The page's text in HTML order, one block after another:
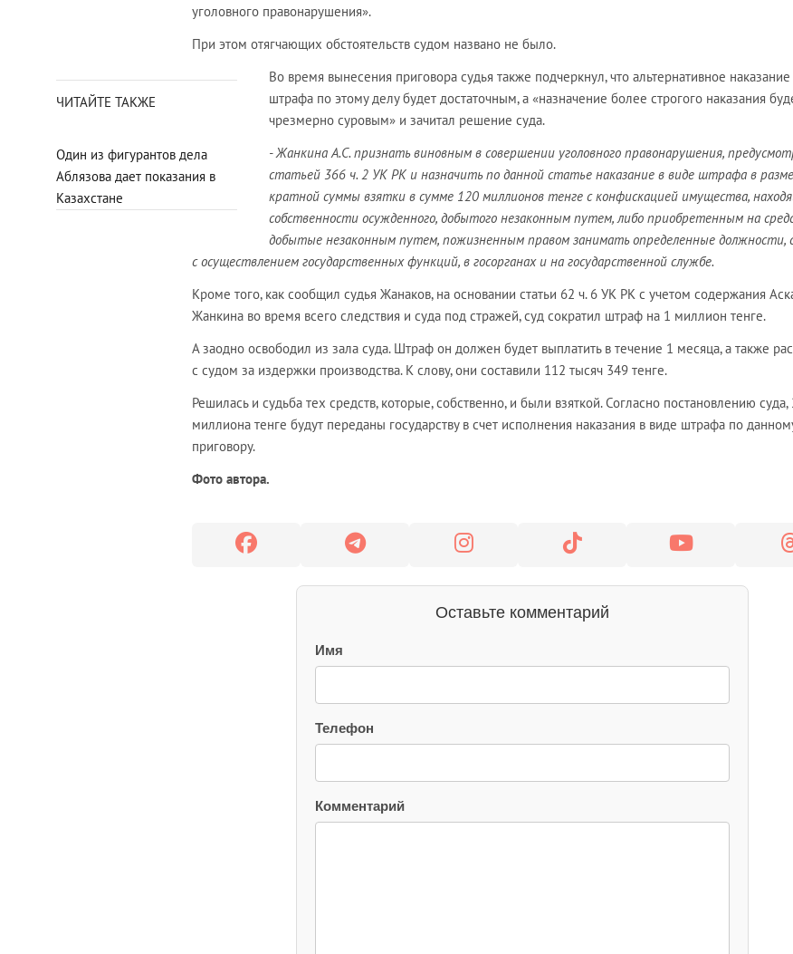
уголовного правонарушения».
При этом отягчающих обстоятельств судом названо не было.
ЧИТАЙТЕ ТАКЖЕ
Один из фигурантов дела
Аблязова дает показания в
Казахстане
Во время вынесения приговора судья также подчеркнул, что альтернативное
штрафа по этому делу будет достаточным, а «назначение более строгого наказания
чрезмерно суровым» и зачитал решение суда.
- Жанкина А.С. признать виновным в совершении уголовного правонарушения,
статьей 366 ч. 2 УК РК и назначить по данной статье наказание в виде штрафа в
кратной суммы взятки в сумме 120 миллионов тенге с конфискацией имущества,
собственности осужденного, добытого незаконным путем, либо приобретенным на
добытые незаконным путем, пожизненным правом занимать определенные должности,
с осуществлением государственных функций, в госорганах и на государственной службе.
Кроме того, как сообщил судья Жанаков, на основании статьи 62 ч. 6 УК РК с учетом содержания
Жанкина во время всего следствия и суда под стражей, суд сократил штраф на 1 миллион тенге.
А заодно освободил из зала суда. Штраф он должен будет выплатить в течение 1 месяца, а также
с судом за издержки производства. К слову, они составили 112 тысяч 349 тенге.
Решилась и судьба тех средств, которые, собственно, и были взяткой. Согласно постановлению суда,
миллиона тенге будут переданы государству в счет исполнения наказания в виде штрафа по
приговору.
Фото автора.
Оставьте комментарий
Имя
Телефон
Комментарий